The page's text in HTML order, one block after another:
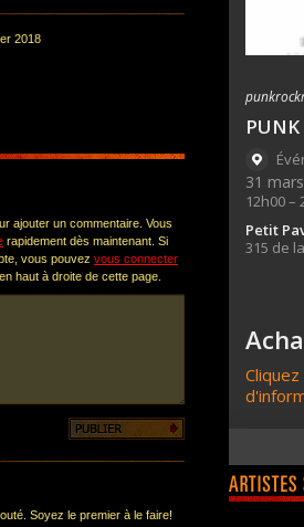
2018
ajouter un commentaire. Vous
rapidement dès maintenant. Si
vous pouvez vous connecter
haut à droite de cette page.
Soyez le premier à le faire!